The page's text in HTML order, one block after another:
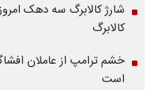
کالابرگ
خشم ترامپ از عاملان
است